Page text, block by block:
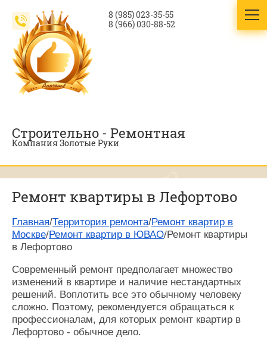
Строительно - Ремонтная
Компания Золотые Руки
8 (985) 023-35-55
8 (966) 030-88-52
Ремонт квартиры в Лефортово
Главная/Территория ремонта/Ремонт квартир в
Москве/Ремонт квартир в ЮВАО/Ремонт квартиры
в Лефортово
Современный ремонт предполагает множество
изменений в квартире и наличие нестандартных
решений. Воплотить все это обычному человеку
сложно. Поэтому, рекомендуется обращаться к
профессионалам, для которых ремонт квартир в
Лефортово - обычное дело.